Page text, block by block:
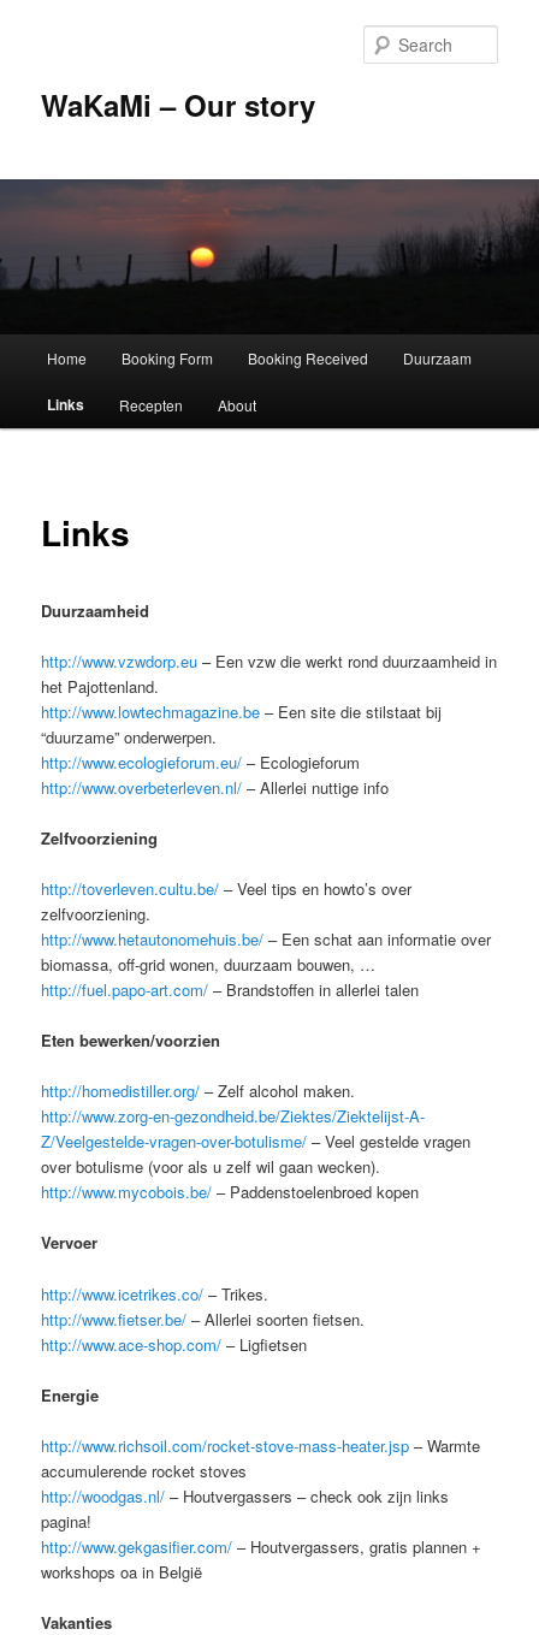
WaKaMi – Our story
Home Booking Form Booking Received Duurzaam
Links Recepten About
Links
Duurzaamheid
http://www.vzwdorp.eu – Een vzw die werkt rond duurzaamheid in
het Pajottenland.
http://www.lowtechmagazine.be – Een site die stilstaat bij
“duurzame” onderwerpen.
http://www.ecologieforum.eu/ – Ecologieforum
http://www.overbeterleven.nl/ – Allerlei nuttige info
Zelfvoorziening
http://toverleven.cultu.be/ – Veel tips en howto’s over
zelfvoorziening.
http://www.hetautonomehuis.be/ – Een schat aan informatie over
biomassa, off-grid wonen, duurzaam bouwen, …
http://fuel.papo-art.com/ – Brandstoffen in allerlei talen
Eten bewerken/voorzien
http://homedistiller.org/ – Zelf alcohol maken.
http://www.zorg-en-gezondheid.be/Ziektes/Ziektelijst-A-
Z/Veelgestelde-vragen-over-botulisme/ – Veel gestelde vragen
over botulisme (voor als u zelf wil gaan wecken).
http://www.mycobois.be/ – Paddenstoelenbroed kopen
Vervoer
http://www.icetrikes.co/ – Trikes.
http://www.fietser.be/ – Allerlei soorten fietsen.
http://www.ace-shop.com/ – Ligfietsen
Energie
http://www.richsoil.com/rocket-stove-mass-heater.jsp – Warmte
accumulerende rocket stoves
http://woodgas.nl/ – Houtvergassers – check ook zijn links
pagina!
http://www.gekgasifier.com/ – Houtvergassers, gratis plannen +
workshops oa in België
Vakanties